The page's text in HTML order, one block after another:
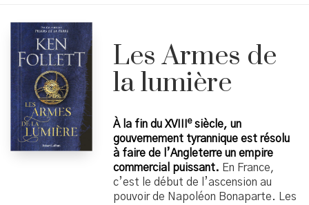
Les Armes de
la lumière
À la fin du XVIIIesiècle, un
gouvernement tyrannique est résolu
à faire de l’Angleterre un empire
commercial puissant. En France,
c’est le début de l’ascension au
pouvoir de Napoléon Bonaparte. Les